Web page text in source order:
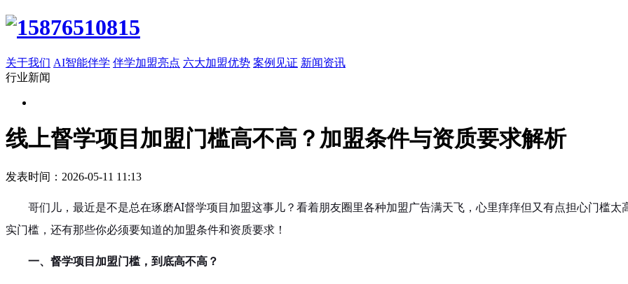
关于我们 AI智能伴学 伴学加盟亮点 六大加盟优势 案例见证 新闻资讯
行业新闻
线上督学项目加盟门槛高不高？加盟条件与资质要求解析
发表时间：2026-05-11 11:13
哥们儿，最近是不是总在琢磨AI督学项目加盟这事儿？看着朋友圈里各种加盟广告满天飞，心里痒痒但又有点担心门槛
实门槛，还有那些你必须要知道的加盟条件和资质要求！
一、督学项目加盟门槛，到底高不高？